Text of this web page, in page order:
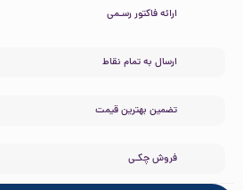
ارائه فاکتور رسـمی
ارسال به تمام نقاط
تضمین بهترین قیمت
فروش چکـی